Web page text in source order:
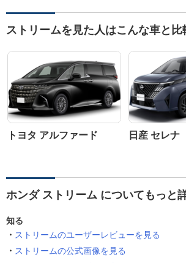
ストリームを見た人はこんな車と比
トヨタ アルファード 日産 セレナ
ホンダ ストリーム についてもっと
知る
ストリームのユーザーレビューを見る
ストリームの公式画像を見る